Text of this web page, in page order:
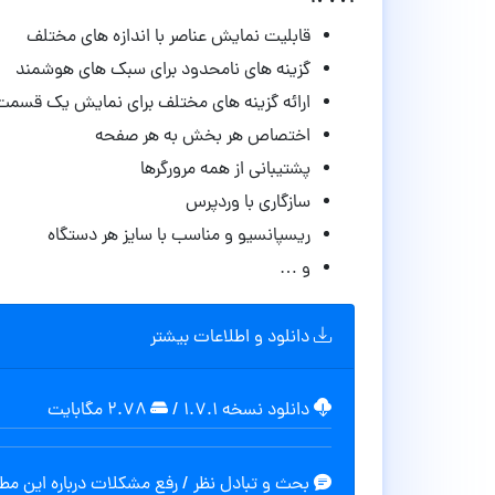
قابلیت نمایش عناصر با اندازه های مختلف
گزینه های نامحدود برای سبک های هوشمند
ارائه گزینه های مختلف برای نمایش یک
اختصاص هر بخش به هر صفحه
پشتیبانی از همه مرورگرها
سازگاری با وردپرس
ریسپانسیو و مناسب با سایز هر دستگاه
و …
دانلود و اطلاعات بیشتر
دانلود نسخه ۱.۷.۱ /
بحث و تبادل نظر / رفع مشکلات درباره این